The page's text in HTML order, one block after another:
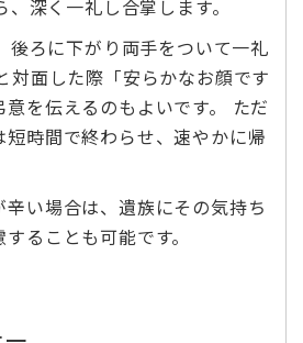
深く一礼し合掌します。
後ろに下がり両手をついて一礼
対面した際「安らかなお顔です
を伝えるのもよいです。 ただ
短時間で終わらせ、速やかに帰
い場合は、遺族にその気持ち
ることも可能です。